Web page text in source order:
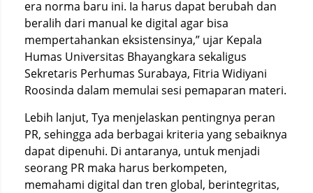
era norma baru ini. Ia harus dapat berubah dan
beralih dari manual ke digital agar bisa
mempertahankan eksistensinya,” ujar Kepala
Humas Universitas Bhayangkara sekaligus
Sekretaris Perhumas Surabaya, Fitria Widiyani
Roosinda dalam memulai sesi pemaparan materi.
Lebih lanjut, Tya menjelaskan pentingnya peran
PR, sehingga ada berbagai kriteria yang sebaiknya
dapat dipenuhi. Di antaranya, untuk menjadi
seorang PR maka harus berkompeten,
memahami digital dan tren global, berintegritas,